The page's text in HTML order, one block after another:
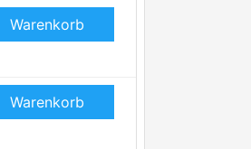
Warenkorb
Warenkorb